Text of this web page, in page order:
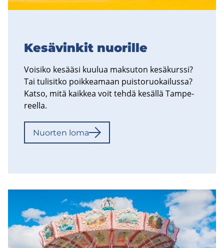
Ke­sä­vin­kit nuo­ril­le
Voi­si­ko ke­sää­si kuu­lua mak­su­ton ke­sä­kurs­si?
Tai tu­li­sit­ko poik­kea­maan puis­to­ruo­kai­lus­sa?
Katso, mitä kaik­kea voit tehdä ke­säl­lä Tam­pe­
reel­la.
Nuor­ten loma